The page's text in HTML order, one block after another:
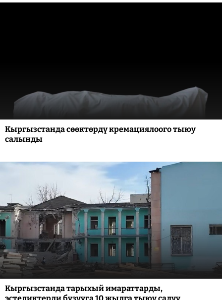
Кыргызстанда сөөктөрдү кремациялоого тыюу
салынды
Кыргызстанда тарыхый имараттарды,